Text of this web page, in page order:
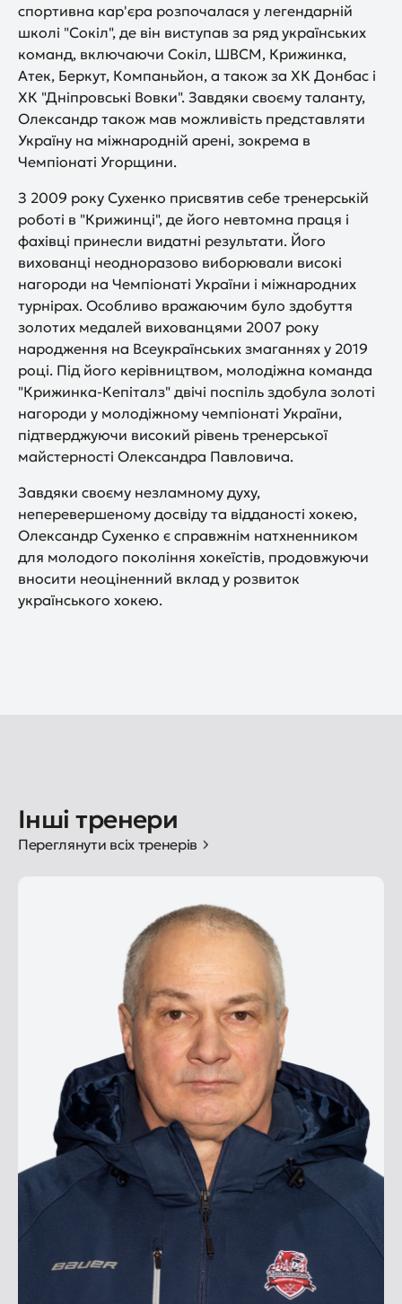
спортивна кар'єра розпочалася у легендарній
школі "Сокіл", де він виступав за ряд українських
команд, включаючи Сокіл, ШВСМ, Крижинка,
Атек, Беркут, Компаньйон, а також за ХК Донбас і
ХК "Дніпровські Вовки". Завдяки своєму таланту,
Олександр також мав можливість представляти
Україну на міжнародній арені, зокрема в
Чемпіонаті Угорщини.
З 2009 року Сухенко присвятив себе тренерській
роботі в "Крижинці", де його невтомна праця і
фахівці принесли видатні результати. Його
вихованці неодноразово виборювали високі
нагороди на Чемпіонаті України і міжнародних
турнірах. Особливо вражаючим було здобуття
золотих медалей вихованцями 2007 року
народження на Всеукраїнських змаганнях у 2019
році. Під його керівництвом, молодіжна команда
"Крижинка-Кепіталз" двічі поспіль здобула золоті
нагороди у молодіжному чемпіонаті України,
підтверджуючи високий рівень тренерської
майстерності Олександра Павловича.
Завдяки своєму незламному духу,
неперевершеному досвіду та відданості хокею,
Олександр Сухенко є справжнім натхненником
для молодого покоління хокеїстів, продовжуючи
вносити неоціненний вклад у розвиток
українського хокею.
Інші тренери
Переглянути всіх тренерів